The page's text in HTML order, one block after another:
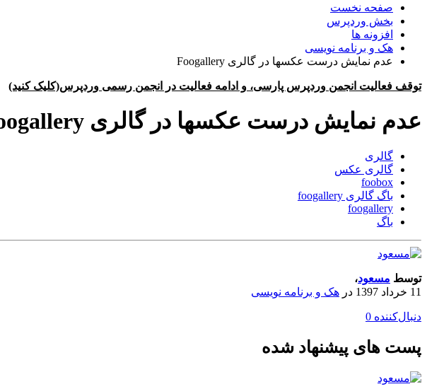
صفحه نخست
بخش وردپرس
افزونه ها
هک و برنامه نویسی
عدم نمایش درست عکسها در گالری Foogallery
توقف فعالیت انجمن وردپرس پارسی، و ادامه فعالیت در انجمن رسمی وردپرس(کلیک کنید)
عدم نمایش درست عکسها در گالری Foogallery
گالری
گالری عکس
foobox
باگ گالری foogallery
foogallery
باگ
توسط مسعود،
11 خرداد 1397
در هک و برنامه نویسی
دنبال‌کننده 0
پست های پیشنهاد شده